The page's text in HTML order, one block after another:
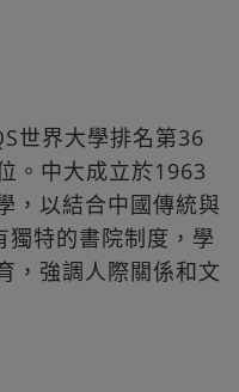
世界大學排名第36
。中大成立於1963
，以結合中國傳統與
獨特的書院制度，學
，強調人際關係和文